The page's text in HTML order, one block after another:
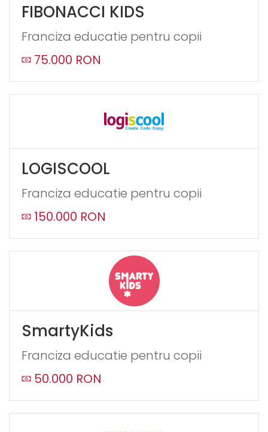
FIBONACCI KIDS
Franciza educatie pentru copii
75.000 RON
LOGISCOOL
Franciza educatie pentru copii
150.000 RON
SmartyKids
Franciza educatie pentru copii
50.000 RON